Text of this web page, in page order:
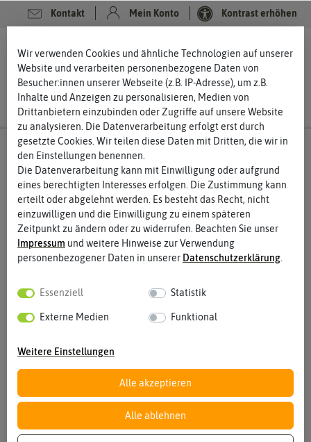
Kontakt Mein Konto Kontrast erhöhen
Vergrößern durch berühren
Wir verwenden Cookies und ähnliche Technologien auf unserer
Website und verarbeiten personenbezogene Daten von
Besucher:innen unserer Webseite (z.B. IP-Adresse), um z.B.
Inhalte und Anzeigen zu personalisieren, Medien von
Drittanbietern einzubinden oder Zugriffe auf unsere Website
zu analysieren. Die Datenverarbeitung erfolgt erst durch
gesetzte Cookies. Wir teilen diese Daten mit Dritten, die wir in
den Einstellungen benennen.
Die Datenverarbeitung kann mit Einwilligung oder aufgrund
eines berechtigten Interesses erfolgen. Die Zustimmung kann
erteilt oder abgelehnt werden. Es besteht das Recht, nicht
einzuwilligen und die Einwilligung zu einem späteren
Zeitpunkt zu ändern oder zu widerrufen. Beachten Sie unser
Impressum und weitere Hinweise zur Verwendung
personenbezogener Daten in unserer Daten­schutz­erklärung
Essenziell Statistik
Externe Medien Funktional
Weitere Einstellungen
Alle akzeptieren
Alle ablehnen